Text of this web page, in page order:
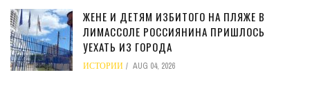
ЖЕНЕ И ДЕТЯМ ИЗБИТОГО НА ПЛЯЖЕ В
ЛИМАССОЛЕ РОССИЯНИНА ПРИШЛОСЬ
УЕХАТЬ ИЗ ГОРОДА
ИСТОРИИ AUG 04, 2026